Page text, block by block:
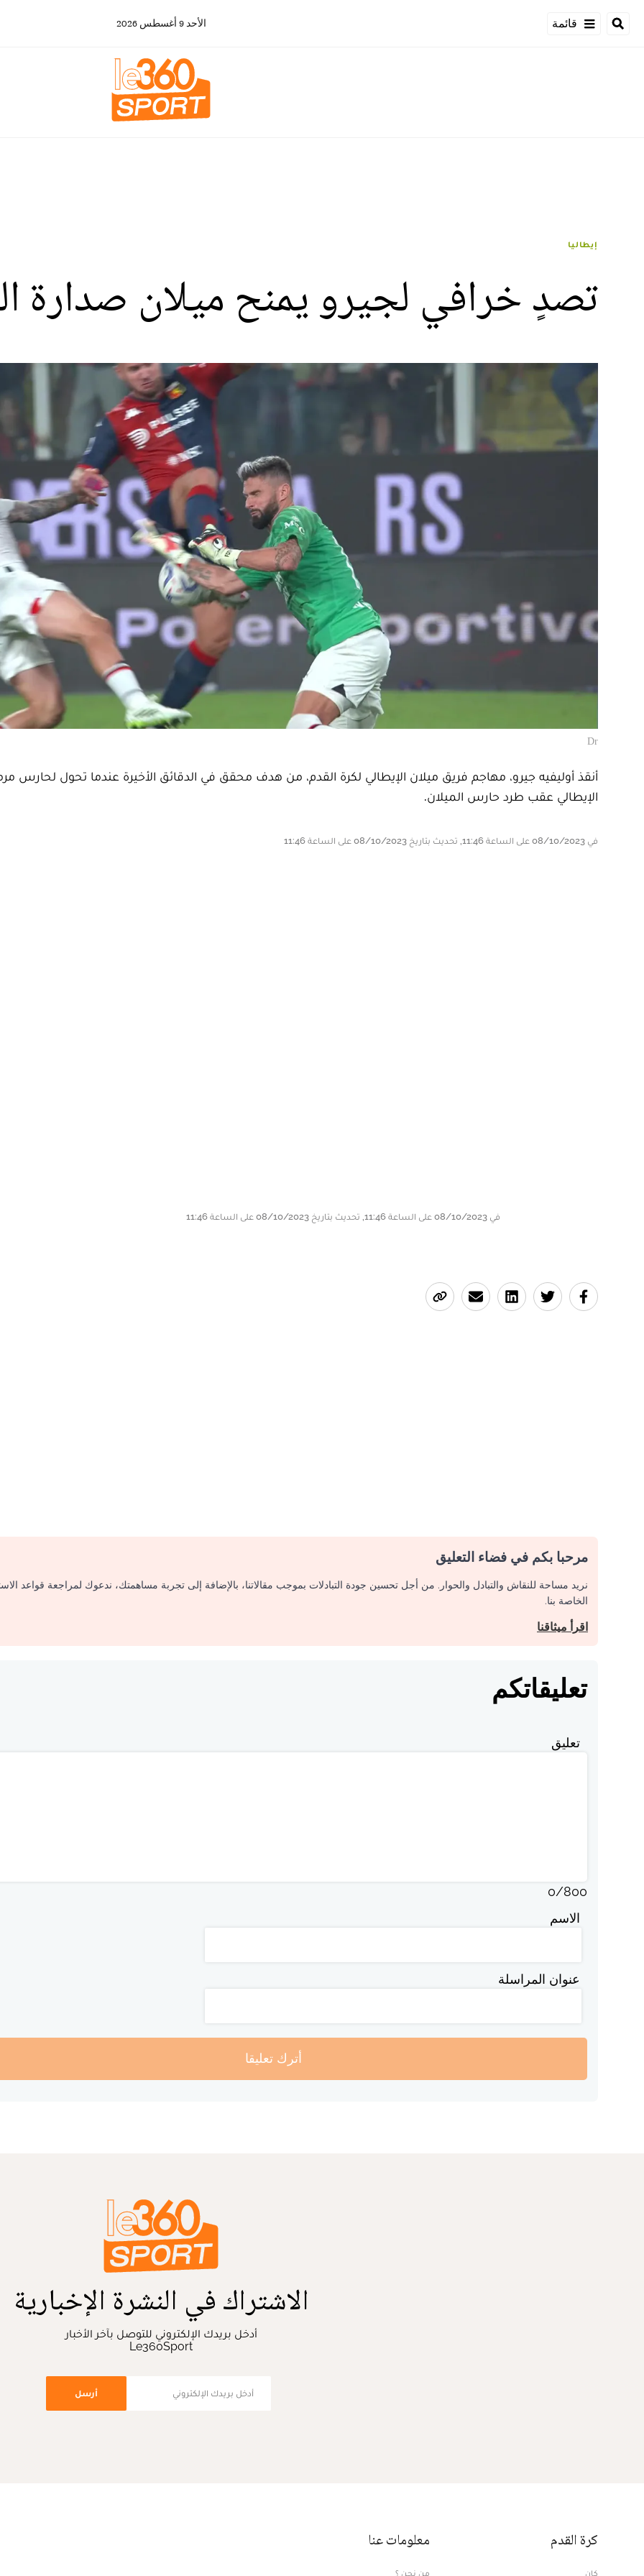
قائمة الأحد 9 أغسطس 2026
إيطاليا
تصدٍ خرافي لجيرو يمنح ميلان صدارة
Dr
أنقذ أوليفيه جيرو، مهاجم فريق ميلان الإيطالي لكرة القدم، من هدف محقق في الدقائق الأخيرة عندما تحول لحارس
الإيطالي عقب طرد حارس الميلان.
في 08/10/2023 على الساعة 11:46, تحديث بتاريخ 08/10/2023 على الساعة 11:46
في 08/10/2023 على الساعة 11:46, تحديث بتاريخ 08/10/2023 على الساعة 11:46
مرحبا بكم في فضاء التعليق
نريد مساحة للنقاش والتبادل والحوار. من أجل تحسين جودة التبادلات بموجب مقالاتنا، بالإضافة إلى تجربة مساهمتك، ندعوك لمراجعة قواعد
الخاصة بنا.
اقرأ ميثاقنا
تعليقاتكم
تعليق
0/800
الاسم
عنوان المراسلة
أترك تعليقا
الاشتراك في النشرة الإخبارية
أدخل بريدك الإلكتروني للتوصل بآخر الأخبار
Le360Sport
أرسل
كرة القدم
كان
معلومات عنا
من نحن ؟